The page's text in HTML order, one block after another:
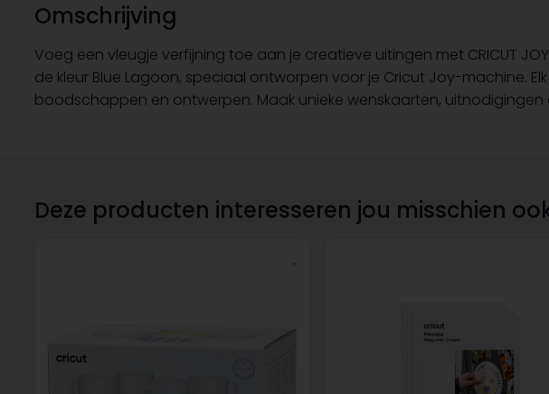
Omschrijving
Voeg een vleugje verfijning toe aan je creatieve uitingen met CRICUT JOY
de kleur Blue Lagoon, speciaal ontworpen voor je Cricut Joy-machine.
boodschappen en ontwerpen. Maak unieke wenskaarten,
Deze producten interesseren jou misschien